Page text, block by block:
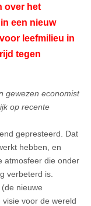
over het
een nieuw
leefmilieu in
tegen
gewezen economist
op recente
gepresteerd. Dat
hebben, en
atmosfeer die onder
verbeterd is.
(de nieuwe
voor de wereld